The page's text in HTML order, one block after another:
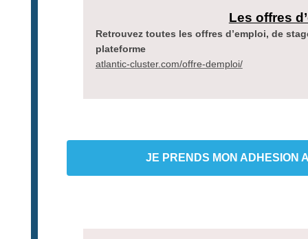
Les offres
Retrouvez toutes les offres d’emploi, de
plateforme
atlantic-cluster.com/offre-demploi/
JE PRENDS MON ADHESION